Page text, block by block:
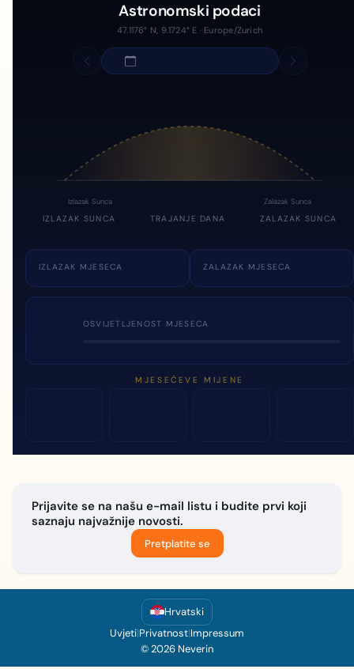
Astronomski podaci
47.1176° N, 9.1724° E · Europe/Zurich
Izlazak Sunca Zalazak Sunca
IZLAZAK SUNCA TRAJANJE DANA ZALAZAK SUNCA
IZLAZAK MJESECA ZALAZAK MJESECA
OSVIJETLJENOST MJESECA
MJESEČEVE MIJENE
Prijavite se na našu e-mail listu i budite prvi koji
saznaju najvažnije novosti.
Pretplatite se
Hrvatski
Uvjeti|Privatnost|Impressum
© 2026 Neverin